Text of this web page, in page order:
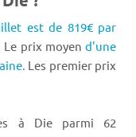
est de 819€ par
Le prix moyen d'une
Les premier prix
à Die parmi 62